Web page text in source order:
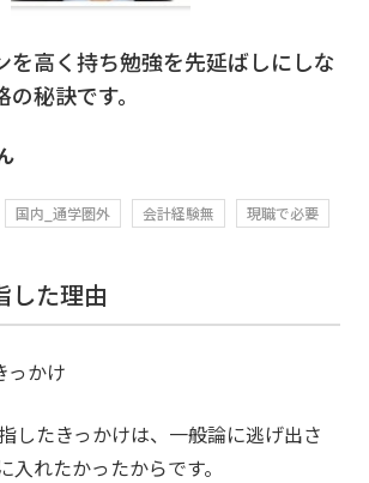
を高く持ち勉強を先延ばしにしな
秘訣です。
国内_通学圏外 会計経験無 現職で必要
した理由
っかけ
したきっかけは、一般論に逃げ出さ
入れたかったからです。